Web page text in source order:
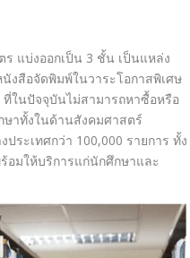
แบ่งออกเป็น 3 ชั้น เป็นแหล่ง
งสือจัดพิมพ์ในวาระโอกาสพิเศษ
ในปัจจุบันไม่สามารถหาซื้อหรือ
ษาทั้งในด้านสังคมศาสตร์
ระเทศกว่า 100,000 รายการ ทั้ง
อมให้บริการแก่นักศึกษาและ